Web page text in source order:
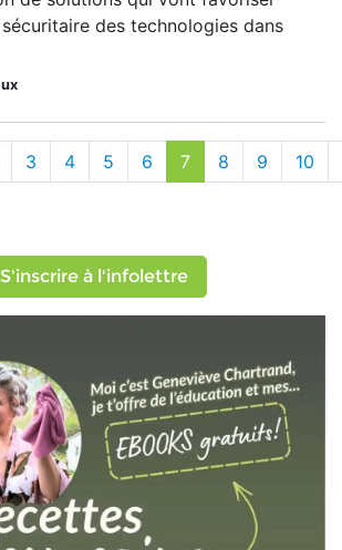
des technologies dans
3 4 5 6 7 8 9 10
S'inscrire à l'infolettre